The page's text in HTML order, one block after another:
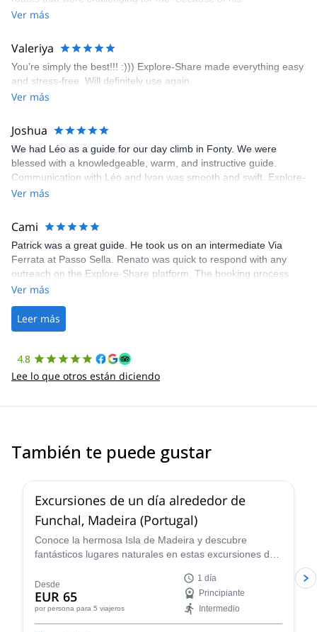
encouragement, I managed to complete these routes! I really
area. The weather was perfect, no direct sun and cool enough to
enjoy the climbs. Explore-Share made booking an outdoor
climbing experience in Lisbon extremely easy. Luis, our guide,
was fantastic, and the platform’s organization was flawless.
Ver más
Valeriya
You’re simply the best!!! :))) Explore-Share made everything easy
and stress-free. Will definitely use again.
Ver más
Joshua
We had Léo as a guide for our day climb in Fonty. We were
blessed with a knowledgeable, warm, and instructive guide.
Communication with Léo and Ivan was smooth and swift. Explore-
Share was excellent in arranging everything for our day climb.
making our adventure stress-free.
Ver más
Cami
Patrick was a great guide. He took us on an intermediate Via
Ferrata at Passo Sella. Renato was quick to respond with any
outreach on the Explore-Share platform. The booking process
was straightforward, and once Patrick was confirmed, all went
the platform.
Ver más
Leer más
4.8
Lee lo que otros están diciendo
También te puede gustar
Excursiones de un día alrededor de
Funchal, Madeira (Portugal)
Conoce la hermosa Isla de Madeira y descubre
fantásticos lugares naturales en estas excursiones de
un guía de senderismo experimentado.
Desde
EUR 65
por persona para 5 viajeros
1 día
Principiante
Intermedio